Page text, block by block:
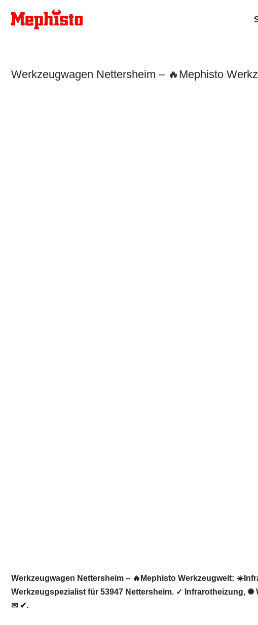
Zum
Werkzeugwagen Nettersheim – 🔥Mephisto
Werkzeugwagen Nettersheim – 🔥Mephisto Werkzeugwelt:
Werkzeugspezialist für 53947 Nettersheim. ✓ Infrarotheizung,
✉ ✔.